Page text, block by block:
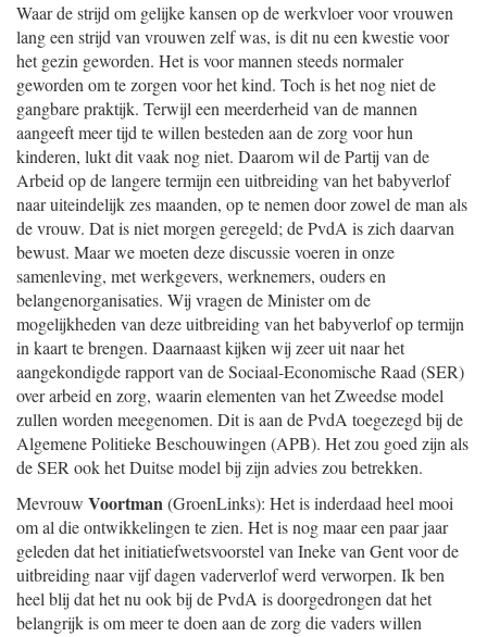
Waar de strijd om gelijke kansen op de werkvloer voor vrouwen
lang een strijd van vrouwen zelf was, is dit nu een kwestie voor
het gezin geworden. Het is voor mannen steeds normaler
geworden om te zorgen voor het kind. Toch is het nog niet de
gangbare praktijk. Terwijl een meerderheid van de mannen
aangeeft meer tijd te willen besteden aan de zorg voor hun
kinderen, lukt dit vaak nog niet. Daarom wil de Partij van de
Arbeid op de langere termijn een uitbreiding van het babyverlof
naar uiteindelijk zes maanden, op te nemen door zowel de man als
de vrouw. Dat is niet morgen geregeld; de PvdA is zich daarvan
bewust. Maar we moeten deze discussie voeren in onze
samenleving, met werkgevers, werknemers, ouders en
belangenorganisaties. Wij vragen de Minister om de
mogelijkheden van deze uitbreiding van het babyverlof op termijn
in kaart te brengen. Daarnaast kijken wij zeer uit naar het
aangekondigde rapport van de Sociaal-Economische Raad (SER)
over arbeid en zorg, waarin elementen van het Zweedse model
zullen worden meegenomen. Dit is aan de PvdA toegezegd bij de
Algemene Politieke Beschouwingen (APB). Het zou goed zijn als
de SER ook het Duitse model bij zijn advies zou betrekken.
Mevrouw Voortman(GroenLinks): Het is inderdaad heel mooi
om al die ontwikkelingen te zien. Het is nog maar een paar jaar
geleden dat het initiatiefwetsvoorstel van Ineke van Gent voor de
uitbreiding naar vijf dagen vaderverlof werd verworpen. Ik ben
heel blij dat het nu ook bij de PvdA is doorgedrongen dat het
belangrijk is om meer te doen aan de zorg die vaders willen